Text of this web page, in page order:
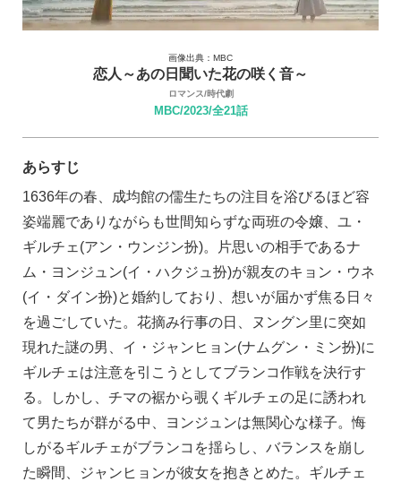
画像出典：MBC
恋人～あの日聞いた花の咲く音～
ロマンス/時代劇
MBC/2023/全21話
あらすじ
1636年の春、成均館の儒生たちの注目を浴びるほど容
姿端麗でありながらも世間知らずな両班の令嬢、ユ・
ギルチェ(アン・ウンジン扮)。片思いの相手であるナ
ム・ヨンジュン(イ・ハクジュ扮)が親友のキョン・ウネ
(イ・ダイン扮)と婚約しており、想いが届かず焦る日々
を過ごしていた。花摘み行事の日、ヌングン里に突如
現れた謎の男、イ・ジャンヒョン(ナムグン・ミン扮)に
ギルチェは注意を引こうとしてブランコ作戦を決行す
る。しかし、チマの裾から覗くギルチェの足に誘われ
て男たちが群がる中、ヨンジュンは無関心な様子。悔
しがるギルチェがブランコを揺らし、バランスを崩し
た瞬間、ジャンヒョンが彼女を抱きとめた。ギルチェ